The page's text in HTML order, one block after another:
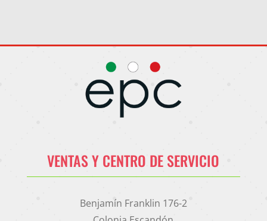
VENTAS Y CENTRO DE SERVICIO
Benjamín Franklin 176-2